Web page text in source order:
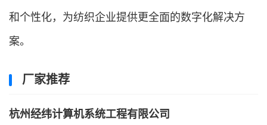
和个性化，为纺织企业提供更全面的数字化解决方
案。
厂家推荐
杭州经纬计算机系统工程有限公司